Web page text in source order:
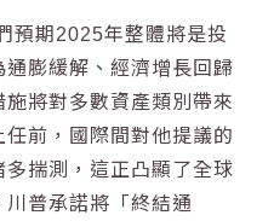
預期2025年整體將是投
膨緩解、經濟增長回歸
將對多數資產類別帶來
前，國際間對他提議的
揣測，這正凸顯了全球
普承諾將「終結通